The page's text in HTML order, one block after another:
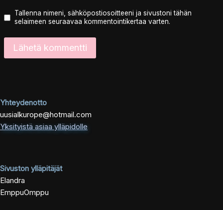
Tallenna nimeni, sähköpostiosoitteeni ja sivustoni tähän
selaimeen seuraavaa kommentointikertaa varten.
Yhteydenotto
uusialkurope@hotmail.com
Yksityistä asiaa ylläpidolle
Sivuston ylläpitäjät
Elandra
EmppuOmppu